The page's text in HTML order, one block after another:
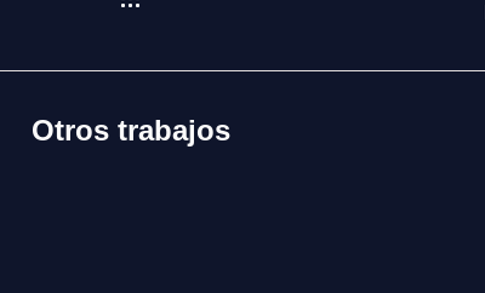
Otros trabajos